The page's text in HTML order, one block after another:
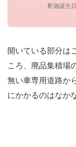
釈迦誕生
開いている部分は
ころ、廃品集積場
無い車専用道路か
にかかるのはなか